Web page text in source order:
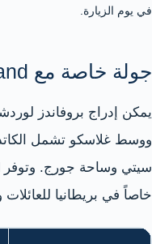
في يوم الزيارة.
جولة خاصة مع VisitUKLand
يمكن إدراج بروفاندز
ووسط غلاسكو تشمل
خاصاً في بريطانيا